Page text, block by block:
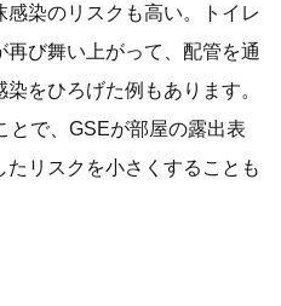
感染のリスクも高い。トイレ
び舞い上がって、配管を通
をひろげた例もあります。
とで、GSEが部屋の露出表
リスクを小さくすることも